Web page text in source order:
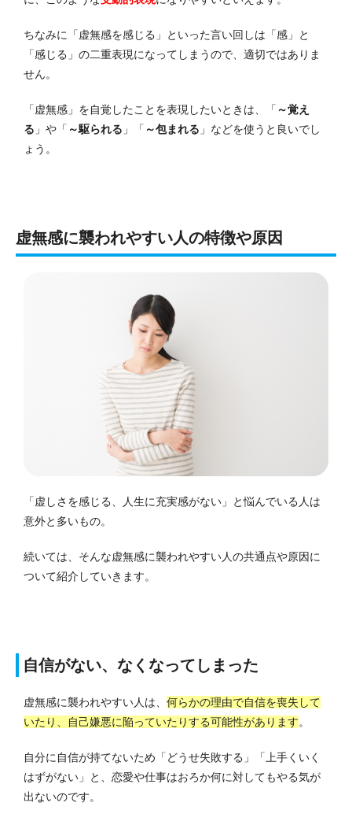
ちなみに「虚無感を感じる」といった言い回しは「感」と
「感じる」の二重表現になってしまうので、適切ではありま
せん。
「虚無感」を自覚したことを表現したいときは、「 ～覚え
る 」や「 ～駆られる 」「 ～包まれる 」などを使うと良いでし
ょう。
虚無感に襲われやすい人の特徴や原因
「虚しさを感じる、人生に充実感がない」と悩んでいる人は
意外と多いもの。
続いては、そんな虚無感に襲われやすい人の共通点や原因に
ついて紹介していきます。
自信がない、なくなってしまった
虚無感に襲われやすい人は、 何らかの理由で自信を喪失して
いたり、自己嫌悪に陥っていたりする可能性があります。
自分に自信が持てないため「どうせ失敗する」「上手くいく
はずがない」と、恋愛や仕事はおろか何に対してもやる気が
出ないのです。